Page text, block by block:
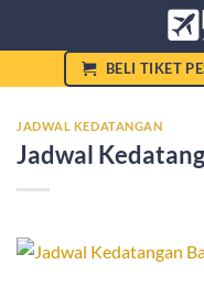
BELI TIKET
JADWAL KEDATANGAN
Jadwal